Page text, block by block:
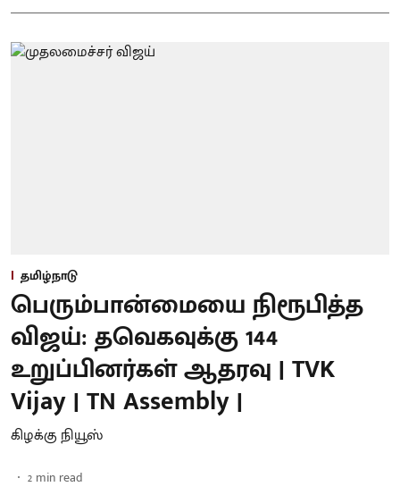
தமிழ்நாடு
பெரும்பான்மையை நிரூபித்த
விஜய்: தவெகவுக்கு 144
உறுப்பினர்கள் ஆதரவு | TVK
Vijay | TN Assembly |
கிழக்கு நியூஸ்
2 min read